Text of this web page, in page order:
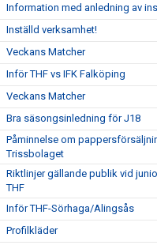
Information med anledning av
Inställd verksamhet!
Veckans Matcher
Inför THF vs IFK Falköping
Veckans Matcher
Bra säsongsinledning för J18
Påminnelse om
Trissbolaget
Riktlinjer gällande publik vid
THF
Inför THF-Sörhaga/Alingsås
Profilkläder